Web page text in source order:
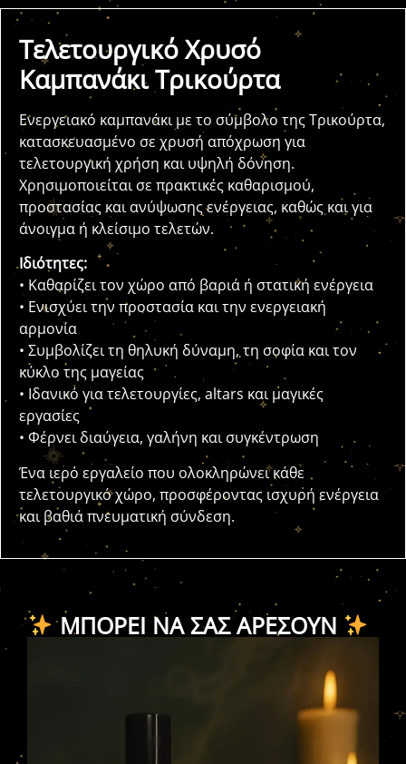
Τελετουργικό Χρυσό
Καμπανάκι Τρικούρτα
Ενεργειακό καμπανάκι με το σύμβολο της Τρικούρτα,
κατασκευασμένο σε χρυσή απόχρωση για
τελετουργική χρήση και υψηλή δόνηση.
Χρησιμοποιείται σε πρακτικές καθαρισμού,
προστασίας και ανύψωσης ενέργειας, καθώς και για
άνοιγμα ή κλείσιμο τελετών.
Ιδιότητες:
• Καθαρίζει τον χώρο από βαριά ή στατική ενέργεια
• Ενισχύει την προστασία και την ενεργειακή
αρμονία
• Συμβολίζει τη θηλυκή δύναμη, τη σοφία και τον
κύκλο της μαγείας
• Ιδανικό για τελετουργίες, altars και μαγικές
εργασίες
• Φέρνει διαύγεια, γαλήνη και συγκέντρωση
Ένα ιερό εργαλείο που ολοκληρώνει κάθε
τελετουργικό χώρο, προσφέροντας ισχυρή ενέργεια
και βαθιά πνευματική σύνδεση.
ΜΠΟΡΕΊ ΝΑ ΣΑΣ ΑΡΈΣΟΥΝ